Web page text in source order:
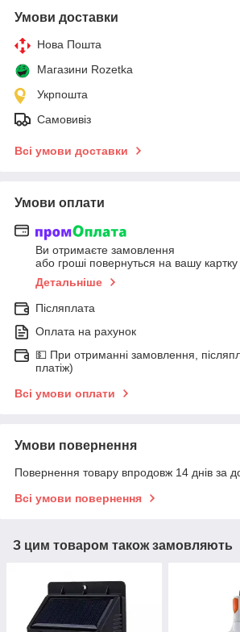
Умови доставки
Нова Пошта
Магазини Rozetka
Укрпошта
Самовивіз
Всі умови доставки
Умови оплати
Ви отримаєте замовлення
або гроші повернуться на вашу картку
Детальніше
Післяплата
Оплата на рахунок
💵 При отриманні замовлення,
платіж)
Всі умови оплати
Умови повернення
Повернення товару впродовж 14 днів за
Всі умови повернення
З цим товаром також замовляють